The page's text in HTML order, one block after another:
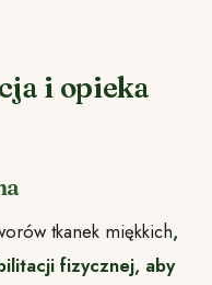
i opieka
tkanek miękkich,
fizycznej, aby